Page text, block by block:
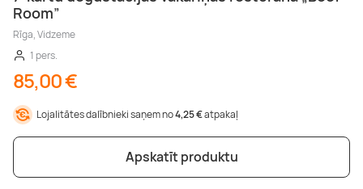
Room”
Rīga, Vidzeme
1 pers.
85,00 €
Lojalitātes dalībnieki saņem no4,25 €atpakaļ
Apskatīt produktu